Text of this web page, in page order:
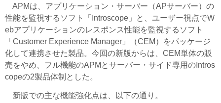
APMは、アプリケーション・サーバー（APサーバー）の
性能を監視するソフト「Introscope」と、ユーザー視点でW
ebアプリケーションのレスポンス性能を監視するソフト
「Customer Experience Manager」（CEM）をパッケージ
化して連携させた製品。今回の新版からは、CEM単体の販
売をやめ、フル機能のAPMとサーバー・サイド専用のIntros
copeの2製品体制とした。
新版での主な機能強化点は、以下の通り。